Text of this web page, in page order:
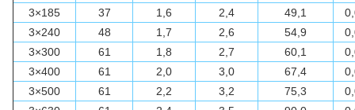
3×185
37 1,6 2,4 49,1
3×240
48 1,7 2,6 54,9
3×300
61 1,8 2,7 60,1
3×400
61 2,0 3,0 67,4
3×500
61 2,2 3,2 75,3